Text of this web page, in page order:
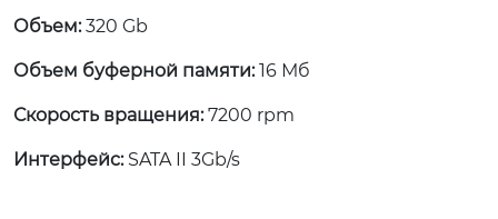
Объем:320 Gb
Объем буферной памяти:16 Мб
Скорость вращения:7200 rpm
Интерфейс:SATA II 3Gb/s